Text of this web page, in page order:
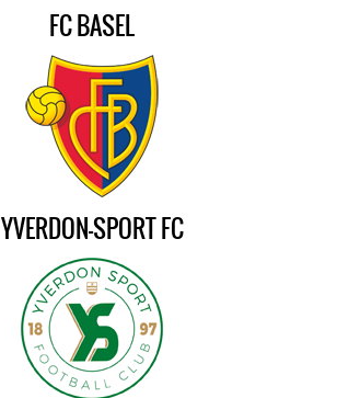
FC BASEL
YVERDON-SPORT FC